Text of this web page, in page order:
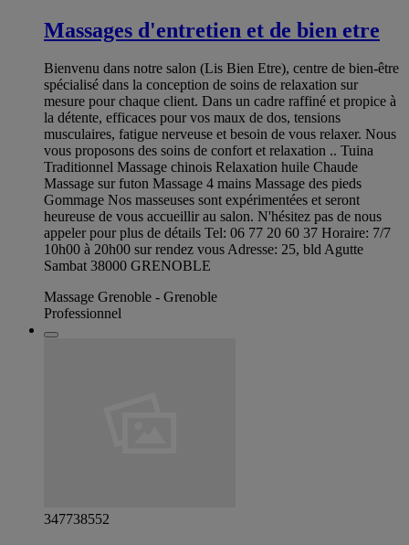
Massages d'entretien et de bien etre
Bienvenu dans notre salon (Lis Bien Etre), centre de bien-être
spécialisé dans la conception de soins de relaxation sur
mesure pour chaque client. Dans un cadre raffiné et propice à
la détente, efficaces pour vos maux de dos, tensions
musculaires, fatigue nerveuse et besoin de vous relaxer. Nous
vous proposons des soins de confort et relaxation .. Tuina
Traditionnel Massage chinois Relaxation huile Chaude
Massage sur futon Massage 4 mains Massage des pieds
Gommage Nos masseuses sont expérimentées et seront
heureuse de vous accueillir au salon. N'hésitez pas de nous
appeler pour plus de détails Tel: 06 77 20 60 37 Horaire: 7/7
10h00 à 20h00 sur rendez vous Adresse: 25, bld Agutte
Sambat 38000 GRENOBLE
Massage Grenoble - Grenoble
Professionnel
347738552